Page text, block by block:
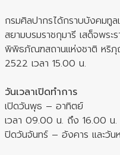
กรมศิลปากรได้กราบบังคมทูล
สยามบรมราชกุมารี เสด็จพระ
พิพิธภัณฑสถานแห่งชาติ หริ
2522 เวลา 15.00 น.
วันเวลาเปิดทำการ
เปิดวันพุธ – อาทิตย์
เวลา 09.00 น. ถึง 16.00 น.
ปิดวันจันทร์ – อังคาร และวั